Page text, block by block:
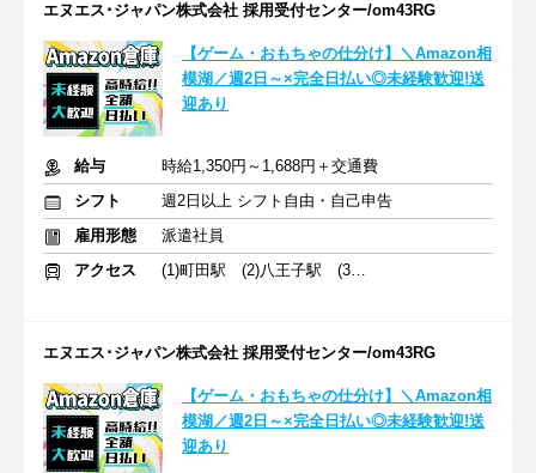
エヌエス･ジャパン株式会社 採用受付センター/om43RG
【ゲーム・おもちゃの仕分け】＼Amazon相
模湖／週2日～×完全日払い◎未経験歓迎!送
迎あり
給与
時給1,350円～1,688円＋交通費
シフト
週2日以上 シフト自由・自己申告
雇用形態
派遣社員
アクセス
(1)町田駅 (2)八王子駅 (3)橋本駅
エヌエス･ジャパン株式会社 採用受付センター/om43RG
【ゲーム・おもちゃの仕分け】＼Amazon相
模湖／週2日～×完全日払い◎未経験歓迎!送
迎あり